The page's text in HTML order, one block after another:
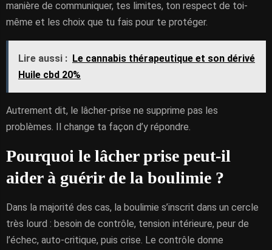
manière de communiquer, tes limites, ton respect de toi-
même et les choix que tu fais pour te protéger.
Lire aussi : Le cannabis thérapeutique et son dérivé
Huile cbd 20%
Autrement dit, le lâcher-prise ne supprime pas les
problèmes. Il change ta façon d’y répondre.
Pourquoi le lâcher prise peut-il
aider à guérir de la boulimie ?
Dans la majorité des cas, la boulimie s’inscrit dans un cercle
très lourd : besoin de contrôle, tension intérieure, peur de
l’échec, auto-critique, puis crise. Le contrôle donne